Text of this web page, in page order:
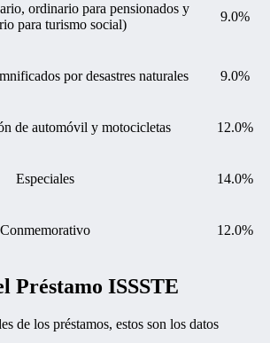
ordinario para pensionados y
para turismo social)
9.0%
por desastres naturales 9.0%
de automóvil y motocicletas 12.0%
Especiales 14.0%
Conmemorativo 12.0%
Préstamo ISSSTE
de los préstamos, estos son los datos